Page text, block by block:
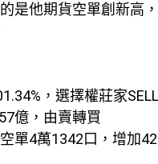
是他期貨空單創新高
，選擇權莊家
億，由賣轉買
單4萬1342口，增加